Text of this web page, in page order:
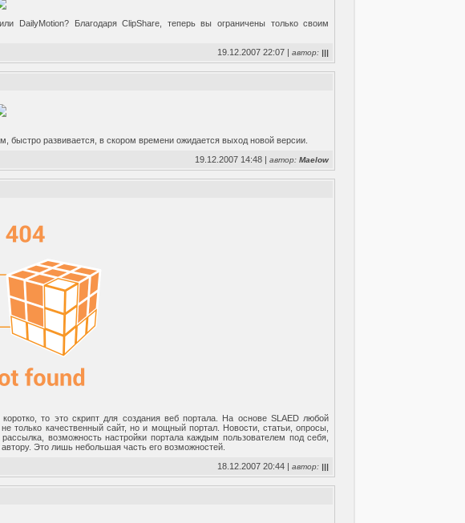
DailyMotion? Благодаря ClipShare, теперь вы ограничены только своим
19.12.2007 22:07 |автор: |||
быстро развивается, в скором времени ожидается выход новой версии.
19.12.2007 14:48 |автор:Maelow
то это скрипт для создания веб портала. На основе SLAED любой
качественный сайт, но и мощный портал. Новости, статьи, опросы,
возможность настройки портала каждым пользователем под себя,
Это лишь небольшая часть его возможностей.
18.12.2007 20:44 |автор: |||